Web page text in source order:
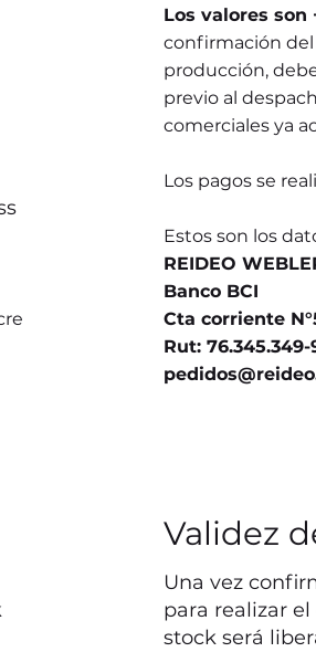
Los valores son
confirmación
producción,
previo al
comerciales ya
Los pagos se
Estos son los
REIDEO
Banco BCI
Cta corriente
Rut: 76.345.349-
Validez
Una vez
para realizar
stock será